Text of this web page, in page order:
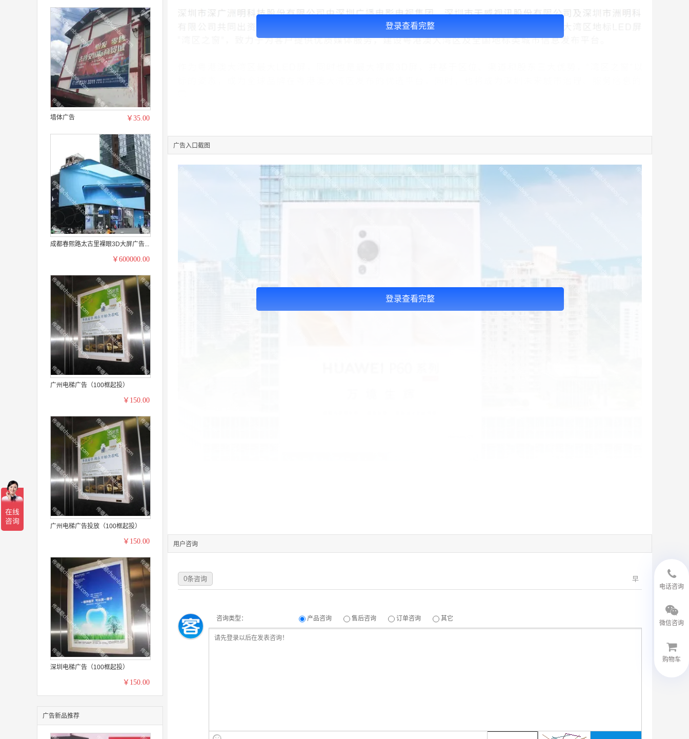
墙体广告 ￥35.00
成都春熙路太古里裸眼3D大屏广告...
￥600000.00
广州电梯广告（100框起投）
￥150.00
广州电梯广告投放（100框起投）
￥150.00
深圳电梯广告（100框起投）
￥150.00
广告新品推荐
登录查看完整
广告入口截图
登录查看完整
用户咨询
早
0条咨询
咨询类型： 产品咨询 售后咨询 订单咨询 其它
电话咨询
微信咨询
购物车